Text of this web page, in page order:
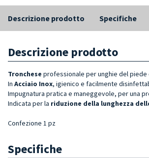
Descrizione prodotto Specifiche
Descrizione prodotto
Tronchese professionale per unghie del piede
In Acciaio Inox, igienico e facilmente
Impugnatura pratica e maneggevole, per una
Indicata per la riduzione della lunghezza
Confezione 1 pz
Specifiche